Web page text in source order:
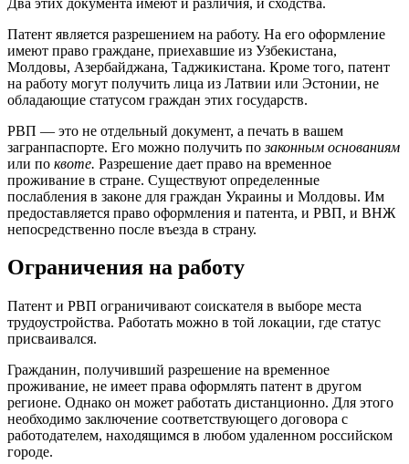
Патент является разрешением на работу. На его оформление
имеют право граждане, приехавшие из Узбекистана,
Молдовы, Азербайджана, Таджикистана. Кроме того, патент
на работу могут получить лица из Латвии или Эстонии, не
обладающие статусом граждан этих государств.
РВП — это не отдельный документ, а печать в вашем
загранпаспорте. Его можно получить позаконным основаниям
или по квоте. Разрешение дает право на временное
проживание в стране. Существуют определенные
послабления в законе для граждан Украины и Молдовы. Им
предоставляется право оформления и патента, и РВП, и ВНЖ
непосредственно после въезда в страну.
Ограничения на работу
Патент и РВП ограничивают соискателя в выборе места
трудоустройства. Работать можно в той локации, где статус
присваивался.
Гражданин, получивший разрешение на временное
проживание, не имеет права оформлять патент в другом
регионе. Однако он может работать дистанционно. Для этого
необходимо заключение соответствующего договора с
работодателем, находящимся в любом удаленном российском
городе.